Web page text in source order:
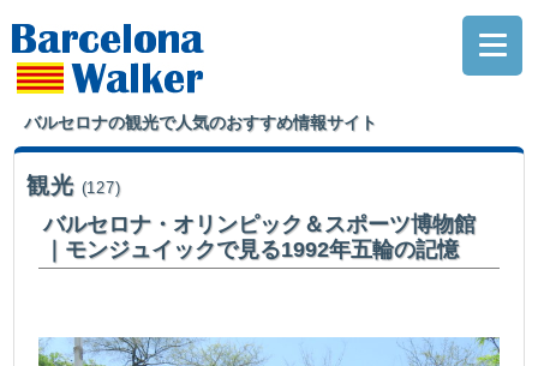
バルセロナの観光で人気のおすすめ情報サイト
観光 (127)
バルセロナ・オリンピック＆スポーツ博物館
｜モンジュイックで見る1992年五輪の記憶